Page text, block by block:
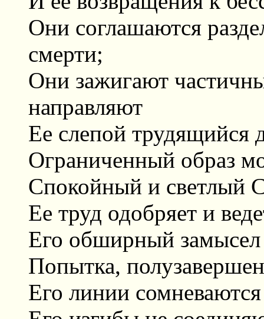
Они соглашаются
смерти;
Они зажигают
направляют
Ее слепой трудящийся
Ограниченный образ
Спокойный и светлый
Ее труд одобряет и
Его обширный замысел
Попытка,
Его линии